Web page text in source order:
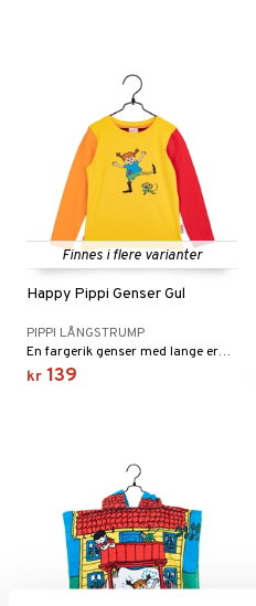
Finnes i flere varianter
Happy Pippi Genser Gul
PIPPI LÅNGSTRUMP
En fargerik genser med lange ermer.
kr 139